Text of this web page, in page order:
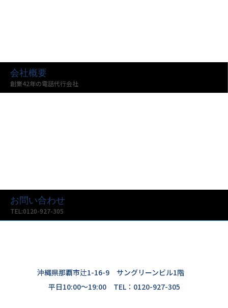
会社概要
創業42年の電話代行会社
お問い合わせ
TEL:0120-927-305
沖縄県那覇市辻1-16-9 サングリーンビル1階
平日10:00〜19:00 TEL：0120-927-305